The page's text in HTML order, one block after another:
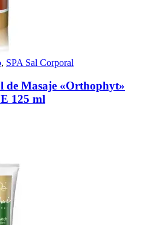
, SPA Sal Corporal
de Masaje «Оrthophyt»
125 ml